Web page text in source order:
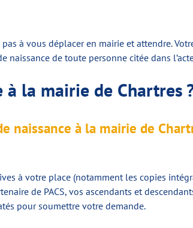
à vous déplacer en mairie et attendre.
de toute personne citée dans
à la mairie de Chartres
naissance à la mairie de
à votre place (notamment les copies
de PACS, vos ascendants et
pour soumettre votre demande.